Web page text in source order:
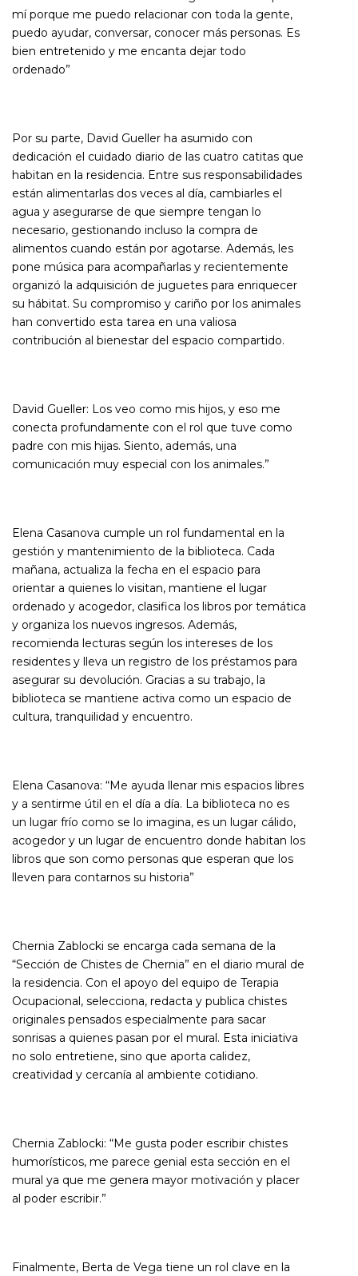
mí porque me puedo relacionar con toda la gente,
puedo ayudar, conversar, conocer más personas. Es
bien entretenido y me encanta dejar todo
ordenado”
Por su parte, David Gueller ha asumido con
dedicación el cuidado diario de las cuatro catitas que
habitan en la residencia. Entre sus responsabilidades
están alimentarlas dos veces al día, cambiarles el
agua y asegurarse de que siempre tengan lo
necesario, gestionando incluso la compra de
alimentos cuando están por agotarse. Además, les
pone música para acompañarlas y recientemente
organizó la adquisición de juguetes para enriquecer
su hábitat. Su compromiso y cariño por los animales
han convertido esta tarea en una valiosa
contribución al bienestar del espacio compartido.
David Gueller: Los veo como mis hijos, y eso me
conecta profundamente con el rol que tuve como
padre con mis hijas. Siento, además, una
comunicación muy especial con los animales.”
Elena Casanova cumple un rol fundamental en la
gestión y mantenimiento de la biblioteca. Cada
mañana, actualiza la fecha en el espacio para
orientar a quienes lo visitan, mantiene el lugar
ordenado y acogedor, clasifica los libros por temática
y organiza los nuevos ingresos. Además,
recomienda lecturas según los intereses de los
residentes y lleva un registro de los préstamos para
asegurar su devolución. Gracias a su trabajo, la
biblioteca se mantiene activa como un espacio de
cultura, tranquilidad y encuentro.
Elena Casanova: “Me ayuda llenar mis espacios libres
y a sentirme útil en el día a día. La biblioteca no es
un lugar frío como se lo imagina, es un lugar cálido,
acogedor y un lugar de encuentro donde habitan los
libros que son como personas que esperan que los
lleven para contarnos su historia”
Chernia Zablocki se encarga cada semana de la
“Sección de Chistes de Chernia” en el diario mural de
la residencia. Con el apoyo del equipo de Terapia
Ocupacional, selecciona, redacta y publica chistes
originales pensados especialmente para sacar
sonrisas a quienes pasan por el mural. Esta iniciativa
no solo entretiene, sino que aporta calidez,
creatividad y cercanía al ambiente cotidiano.
Chernia Zablocki: “Me gusta poder escribir chistes
humorísticos, me parece genial esta sección en el
mural ya que me genera mayor motivación y placer
al poder escribir.”
Finalmente, Berta de Vega tiene un rol clave en la